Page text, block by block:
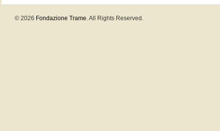
© 2026 Fondazione Trame. All Rights Reserved.